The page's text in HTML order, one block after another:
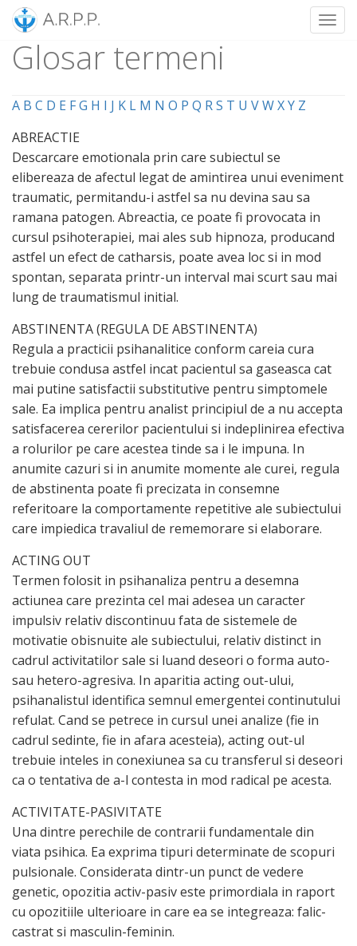
SkipGlosar termeni
A B C D E FG H I J K L M N O P Q RS T U VWXY Z
ABREACTIE
Descarcare emotionala prin care subiectul se
elibereaza de afectul legat de amintirea unui eveniment
traumatic, permitandu-i astfel sa nu devina sau sa
ramana patogen. Abreactia, ce poate fi provocata in
cursul psihoterapiei, mai ales sub hipnoza, producand
astfel un efect de catharsis, poate avea loc si in mod
spontan, separata printr-un interval mai scurt sau mai
lung de traumatismul initial.
ABSTINENTA (REGULA DE ABSTINENTA)
Regula a practicii psihanalitice conform careia cura
trebuie condusa astfel incat pacientul sa gaseasca cat
mai putine satisfactii substitutive pentru simptomele
sale. Ea implica pentru analist principiul de a nu accepta
satisfacerea cererilor pacientului si indeplinirea efectiva
a rolurilor pe care acestea tinde sa i le impuna. In
anumite cazuri si in anumite momente ale curei, regula
de abstinenta poate fi precizata in consemne
referitoare la comportamente repetitive ale subiectului
care impiedica travaliul de rememorare si elaborare.
ACTING OUT
Termen folosit in psihanaliza pentru a desemna
actiunea care prezinta cel mai adesea un caracter
impulsiv relativ discontinuu fata de sistemele de
motivatie obisnuite ale subiectului, relativ distinct in
cadrul activitatilor sale si luand deseori o forma auto-
sau hetero-agresiva. In aparitia acting out-ului,
psihanalistul identifica semnul emergentei continutului
refulat. Cand se petrece in cursul unei analize (fie in
cadrul sedinte, fie in afara acesteia), acting out-ul
trebuie inteles in conexiunea sa cu transferul si deseori
ca o tentativa de a-l contesta in mod radical pe acesta.
ACTIVITATE-PASIVITATE
Una dintre perechile de contrarii fundamentale din
viata psihica. Ea exprima tipuri determinate de scopuri
pulsionale. Considerata dintr-un punct de vedere
genetic, opozitia activ-pasiv este primordiala in raport
cu opozitiile ulterioare in care ea se integreaza: falic-
castrat si masculin-feminin.